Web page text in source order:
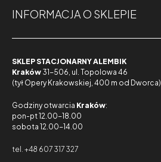
INFORMACJA O SKLEPIE
SKLEP STACJONARNY ALEMBIK
Kraków 31-506, ul. Topolowa 46
(tył Opery Krakowskiej, 400 m od Dworca)
Godziny otwarcia Kraków:
pon-pt 12.00-18.00
sobota 12.00-14.00
tel. +48 607 317 327